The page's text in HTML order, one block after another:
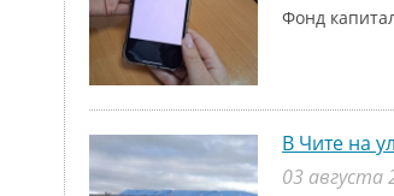
Фонд
В Чите на
03 августа